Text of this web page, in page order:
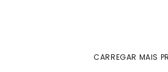
CARREGAR MAIS